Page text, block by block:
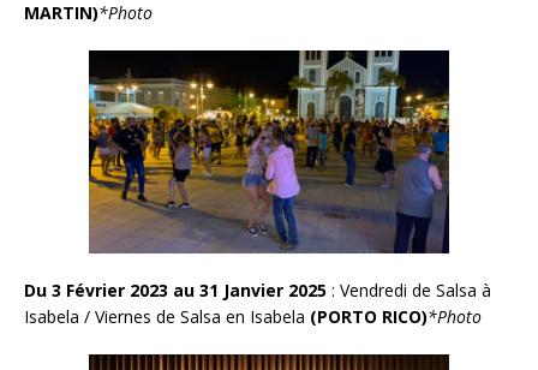
MARTIN)*Photo
Du 3 Février 2023 au 31 Janvier 2025 : Vendredi de Salsa à
Isabela / Viernes de Salsa en Isabela (PORTO RICO)*Photo